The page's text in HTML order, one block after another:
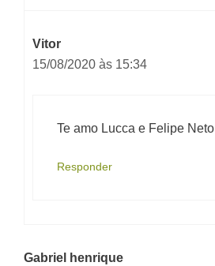
Vitor
15/08/2020 às 15:34
Te amo Lucca e Felipe Neto
Responder
Gabriel henrique